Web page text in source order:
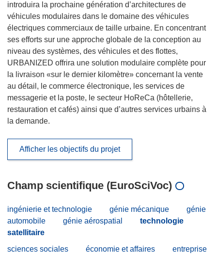
introduira la prochaine génération d’architectures de
véhicules modulaires dans le domaine des véhicules
électriques commerciaux de taille urbaine. En concentrant
ses efforts sur une approche globale de la conception au
niveau des systèmes, des véhicules et des flottes,
URBANIZED offrira une solution modulaire complète pour
la livraison «sur le dernier kilomètre» concernant la vente
au détail, le commerce électronique, les services de
messagerie et la poste, le secteur HoReCa (hôtellerie,
restauration et cafés) ainsi que d’autres services urbains à
la demande.
Afficher les objectifs du projet
Champ scientifique (EuroSciVoc)
ingénierie et technologie génie mécanique
génie
automobile
génie aérospatial
technologie
satellitaire
sciences sociales
économie et affaires
entreprise